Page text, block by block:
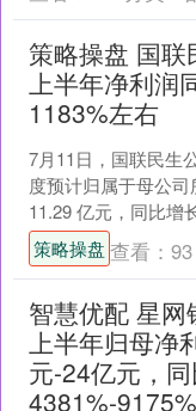
策略操盘 国联
上半年净利润
1183%左右
7月11日，国联民生
度预计归属于母公
11.29 亿元，同比增
表示，业绩大幅增长
市场....
策略操盘 查看： 93
智慧优配 星网
上半年归母净
元-24亿元，
4381%-9175%